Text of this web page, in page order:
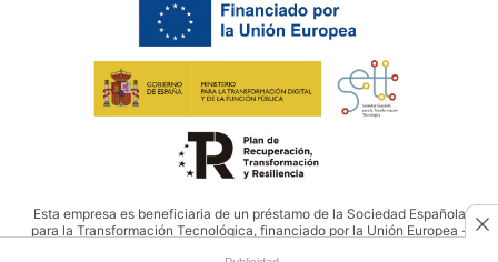
Esta empresa es beneficiaria de un préstamo de la Sociedad Española
para la Transformación Tecnológica, financiado por la Unión Europea -